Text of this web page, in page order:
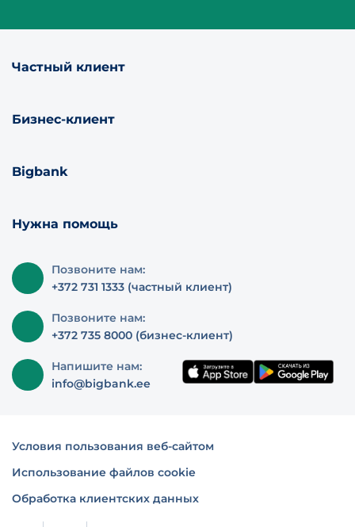
Частный клиент
Бизнес-клиент
Bigbank
Нужна помощь
Позвоните нам:
+372 731 1333 (частный клиент)
Позвоните нам:
+372 735 8000 (бизнес-клиент)
Напишите нам:
info@bigbank.ee
Условия пользования веб-сайтом
Использование файлов cookie
Обработка клиентских данных